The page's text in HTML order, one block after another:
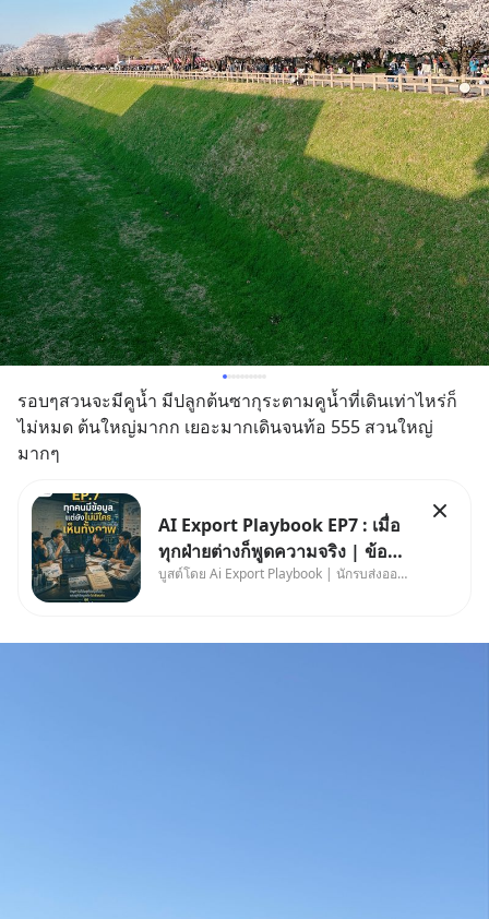
รอบๆสวนจะมีคูน้ำ มีปลูกต้นซากุระตามคูน้ำที่เดินเท่าไหร่ก็
ไม่หมด ต้นใหญ่มากก เยอะมากเดินจนท้อ 555 สวนใหญ่
มากๆ
AI Export Playbook EP7 : เมื่อ
ทุกฝ่ายต่างก็พูดความจริง | ข้อมูล
ไม่ได้โกหก แต่คนเราเลือกมอง
บูสต์โดย Ai Export Playbook | นักรบส่งออกยุค AI